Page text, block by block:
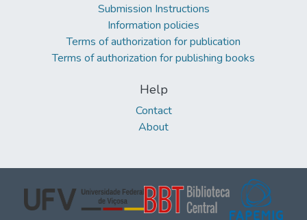
Submission Instructions
Information policies
Terms of authorization for publication
Terms of authorization for publishing books
Help
Contact
About